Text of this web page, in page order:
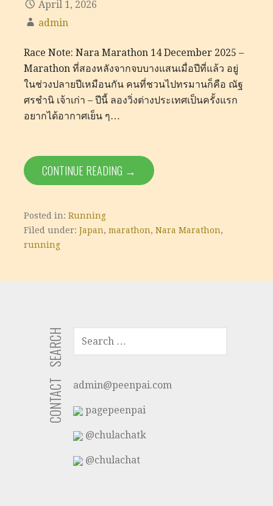
April 1, 2026
admin
Race Note: Nara Marathon 14 December 2025 –
Marathon ที่สองหลังจากจบบางแสนเมื่อปีที่แล้ว อยู่
ในช่วงปลายปีเหมือนกัน คนที่ชวนไปทรมานก็คือ ณัฐ
ศรชำนิ เจ้าเก่า – ปีนี้ ลองวิ่งต่างประเทศเป็นครั้งแรก
อยากได้อากาศเย็น ๆ…
CONTINUE READING →
Posted in: Running
Filed under: Japan, marathon, Nara Marathon,
running
SEARCH
SEARCH
FOR:
CONTACT admin@peenpai.com
pagepeenpai
@chulachatk
@chulachat